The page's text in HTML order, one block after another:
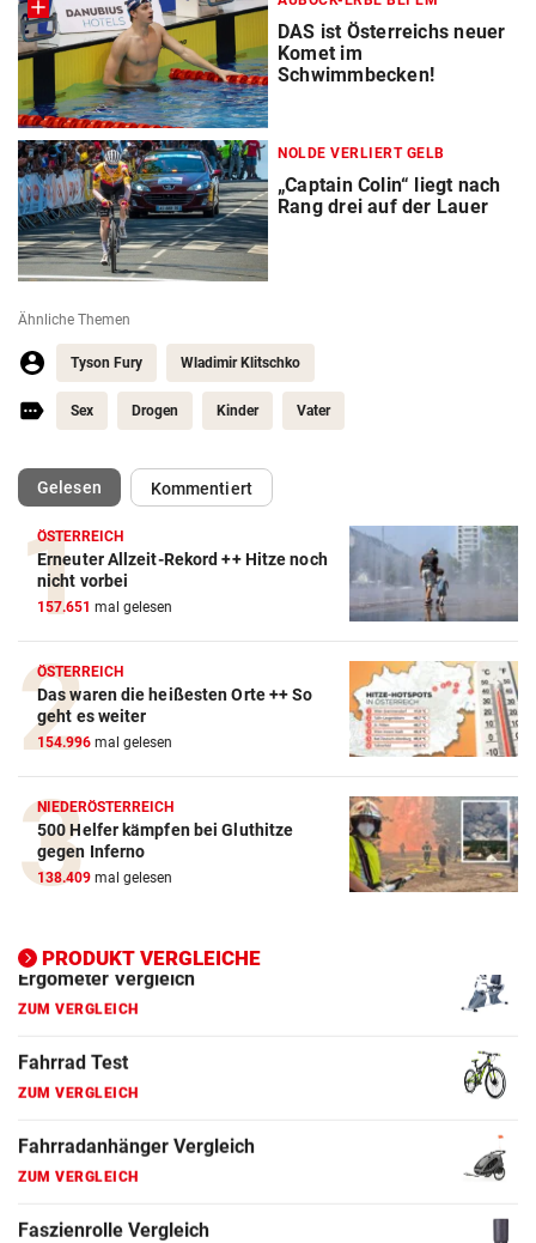
DAS ist Österreichs neuer
Komet im
Schwimmbecken!
NOLDE VERLIERT GELB
„Captain Colin“ liegt nach
Rang drei auf der Lauer
Ähnliche Themen
Tyson Fury Wladimir Klitschko
Sex Drogen Kinder Vater
Gelesen(ausgewählt)Kommentiert
ÖSTERREICH
Erneuter Allzeit-Rekord ++ Hitze noch
nicht vorbei
157.651 mal gelesen
ÖSTERREICH
Das waren die heißesten Orte ++ So
geht es weiter
154.996 mal gelesen
NIEDERÖSTERREICH
500 Helfer kämpfen bei Gluthitze
gegen Inferno
138.409 mal gelesen
PRODUKT VERGLEICHE
Action-Cam Vergleich
ZUM VERGLEICH
Crosstrainer Vergleich
ZUM VERGLEICH
E-Bike Vergleich
ZUM VERGLEICH
Elektro-Scooter Vergleich
ZUM VERGLEICH
ZUM VERGLEICH
Fahrrad Test
Fahrradanhänger Vergleich
Faszienrolle Vergleich